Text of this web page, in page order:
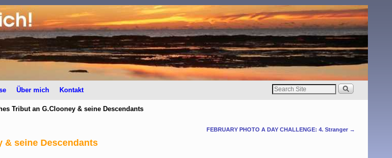
Über mich Kontakt
Tribut an G.Clooney & seine Descendants
FEBRUARY PHOTO A DAY CHALLENGE: 4. Stranger →
& seine Descendants